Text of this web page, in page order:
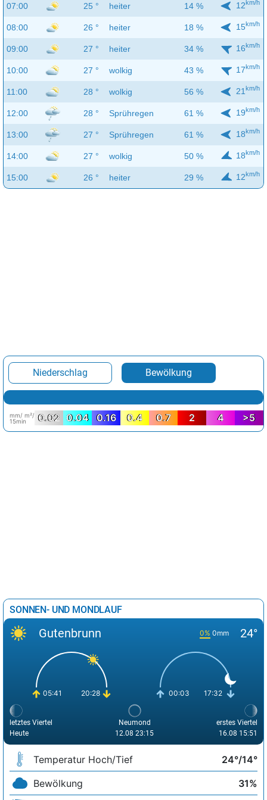
07:00 25 ° heiter 14 % 12km/h
08:00 26 ° heiter 18 % 15km/h
09:00 27 ° heiter 34 % 16km/h
10:00 27 ° wolkig 43 % 17km/h
11:00 28 ° wolkig 56 % 21 km/h
12:00 28 ° Sprühregen 61 % 19km/h
13:00 27 ° Sprühregen 61 % 18km/h
14:00 27 ° wolkig 50 % 18km/h
15:00 26 ° heiter 29 % 12km/h
Niederschlag Bewölkung
mm/ m²/
15min
0.02 0.04 0.16 0.4 0.7 2 4 >5
SONNEN- UND MONDLAUF
Gutenbrunn 0% 0mm 24°
05:41 20:28 00:03 17:32
letztes Viertel
Heute
Neumond
12.08 23:15
erstes Viertel
16.08 15:51
Temperatur Hoch/Tief
24°/14°
Bewölkung
31%